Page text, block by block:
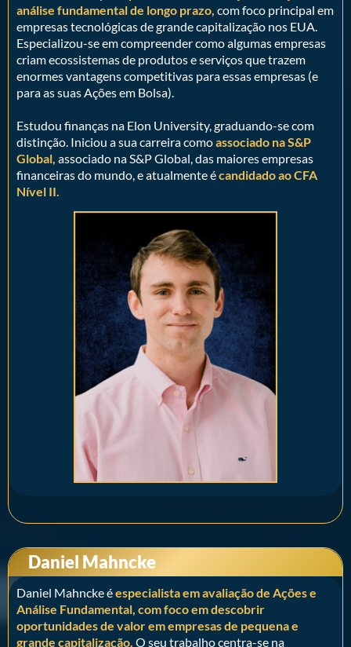
análise fundamental de longo prazo, com foco principal em
empresas tecnológicas de grande capitalização nos EUA.
Especializou-se em compreender como algumas empresas
criam ecossistemas de produtos e serviços que trazem
enormes vantagens competitivas para essas empresas (e
para as suas Ações em Bolsa).
Estudou finanças na Elon University, graduando-se com
distinção. Iniciou a sua carreira comoassociado na S&P
Global, associado na S&P Global, das maiores empresas
financeiras do mundo, e atualmente écandidado ao CFA
Nível II.
Daniel Mahncke
Daniel Mahncke éespecialista em avaliação de Ações e
Análise Fundamental, com foco em descobrir
oportunidades de valor em empresas de pequena e
grande capitalização. O seu trabalho centra-se na